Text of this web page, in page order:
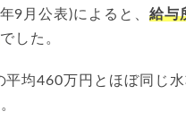
9月公表)によると、給与
でした。
均460万円とほぼ同じ